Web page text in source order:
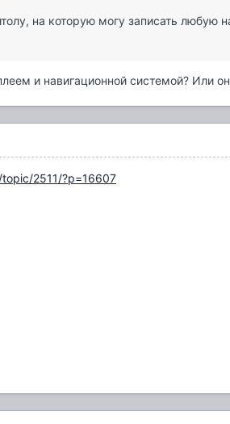
на которую могу записать любую
и навигационной системой? Или
2511/?p=16607